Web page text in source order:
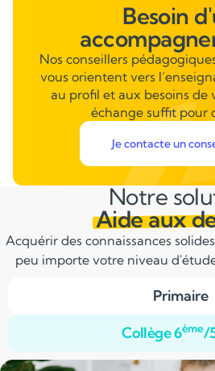
Besoin
Nos conseillers
vous orientent vers
au profil et aux besoins de
échange suffit pour
Je contacte un
Notre
Aide aux
Acquérir des connaissances
peu importe votre niveau
Primaire
Collège 6ème/